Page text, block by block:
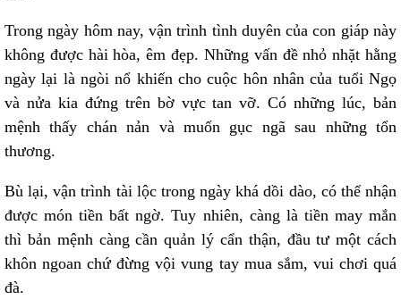
Trong ngày hôm nay, vận trình tình duyên của con giáp này
không được hài hòa, êm đẹp. Những vấn đề nhỏ nhặt hằng
ngày lại là ngòi nổ khiến cho cuộc hôn nhân của tuổi Ngọ
và nửa kia đứng trên bờ vực tan vỡ. Có những lúc, bản
mệnh thấy chán nản và muốn gục ngã sau những tổn
thương.
Bù lại, vận trình tài lộc trong ngày khá dồi dào, có thể nhận
được món tiền bất ngờ. Tuy nhiên, càng là tiền may mắn
thì bản mệnh càng cần quản lý cẩn thận, đầu tư một cách
khôn ngoan chứ đừng vội vung tay mua sắm, vui chơi quá
đà.